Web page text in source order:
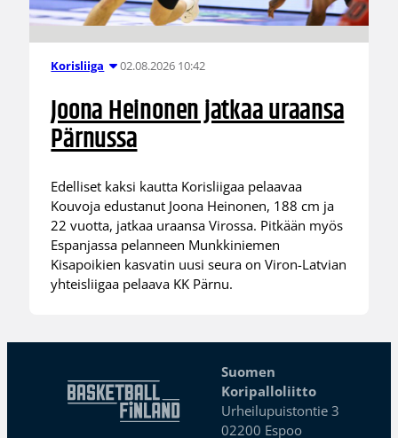
Korisliiga 02.08.2026 10:42
Joona Heinonen jatkaa uraansa
Pärnussa
Edelliset kaksi kautta Korisliigaa pelaavaa
Kouvoja edustanut Joona Heinonen, 188 cm ja
22 vuotta, jatkaa uraansa Virossa. Pitkään myös
Espanjassa pelanneen Munkkiniemen
Kisapoikien kasvatin uusi seura on Viron-Latvian
yhteisliigaa pelaava KK Pärnu.
Suomen
Koripalloliitto
Urheilupuistontie 3
02200 Espoo